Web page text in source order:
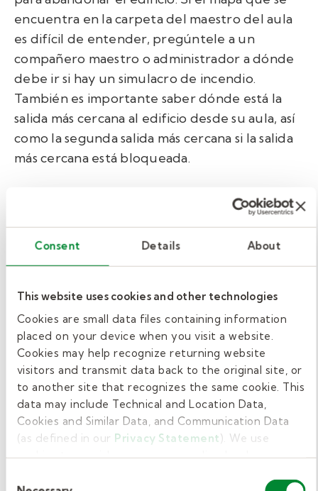
Consent Details About
This website uses cookies and other technologies
Cookies are small data files containing information
placed on your device when you visit a website.
Cookies may help recognize returning website
visitors and transmit data back to the original site, or
to another site that recognizes the same cookie. This
data may include Technical and Location Data,
Cookies and Similar Data, and Communication Data
(as defined in our Privacy Statement). We use
cookies to provide a more personalized web
encuentra en la carpeta del maestro del aula
es difícil de entender, pregúntele a un
compañero maestro o administrador a dónde
debe ir si hay un simulacro de incendio.
También es importante saber dónde está la
salida más cercana al edificio desde su aula, así
como la segunda salida más cercana si la salida
más cercana está bloqueada.
No hay tiempo para preocuparse por sus
pertenencias en caso de una emergencia. Deje
mantener seguros a sus estudiantes. Dígales a
los estudiantes que también dejen sus
pertenencias personales.
Si ve algo, diga algo.
Comprender los procedimientos operativos
de la escuela ante eventos o acciones
Sepa a quién informar si ve algo